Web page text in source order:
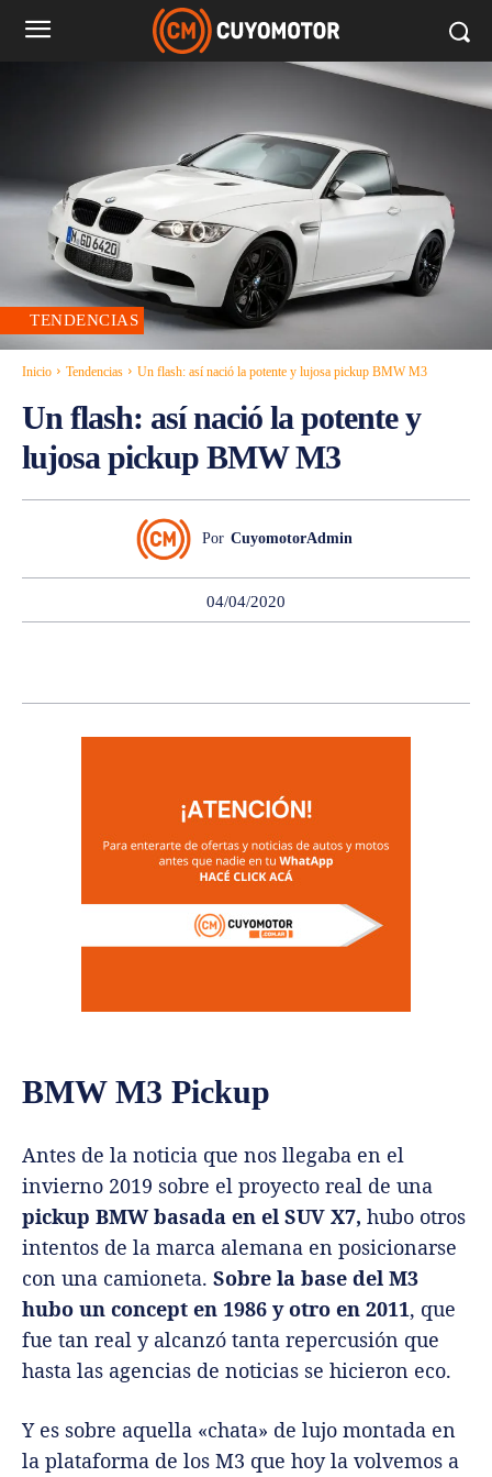
TENDENCIAS
Inicio Tendencias Un flash: así nació la potente y lujosa pickup BMW M3
Un flash: así nació la potente y
lujosa pickup BMW M3
Por CuyomotorAdmin
04/04/2020
BMW M3 Pickup
Antes de la noticia que nos llegaba en el
invierno 2019 sobre el proyecto real de una
pickup BMW basada en el SUV X7, hubo otros
intentos de la marca alemana en posicionarse
con una camioneta. Sobre la base del M3
hubo un concept en 1986 y otro en 2011, que
fue tan real y alcanzó tanta repercusión que
hasta las agencias de noticias se hicieron eco.
Y es sobre aquella «chata» de lujo montada en
la plataforma de los M3 que hoy la volvemos a